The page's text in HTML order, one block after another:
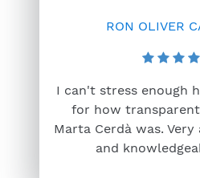
RON OLIVER
I can't stress enough
for how
Marta Cerdà was.
and